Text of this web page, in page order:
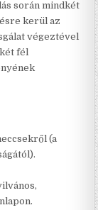
során mindkét
kerül az
végeztével
fél
(a